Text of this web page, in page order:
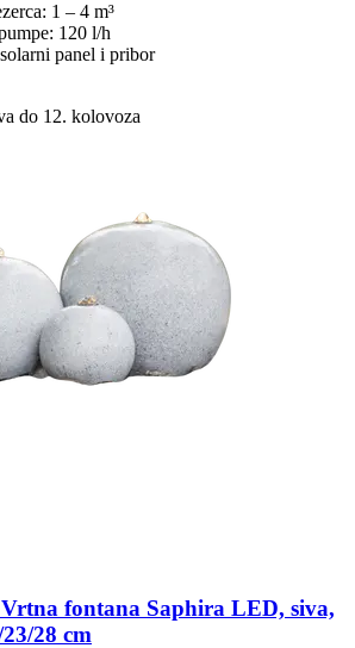
1 – 4 m³
120 l/h
panel i pribor
do 12. kolovoza
Vrtna fontana Saphira LED, siva,
28 cm